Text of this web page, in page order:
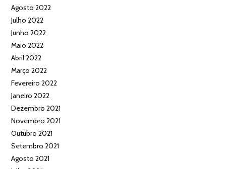
Agosto 2022
Julho 2022
Junho 2022
Maio 2022
Abril 2022
Março 2022
Fevereiro 2022
Janeiro 2022
Dezembro 2021
Novembro 2021
Outubro 2021
Setembro 2021
Agosto 2021